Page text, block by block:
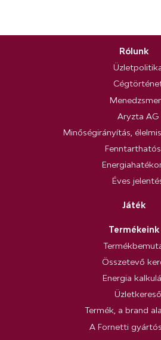
Rólunk
Aryzta AG
Minőségirányítás,
Éves
Játék
Termékeink
Összetevő
Energia
Üzletkereső
Termék, a brand
A Fornetti